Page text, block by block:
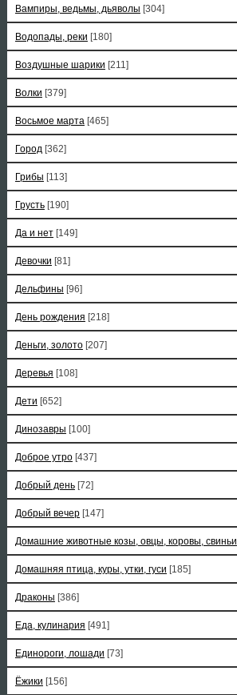
Вампиры, ведьмы, дьяволы [304]
Водопады, реки [180]
Воздушные шарики [211]
Волки [379]
Восьмое марта [465]
Город [362]
Грибы [113]
Грусть [190]
Да и нет [149]
Девочки [81]
Дельфины [96]
День рождения [218]
Деньги, золото [207]
Деревья [108]
Дети [652]
Динозавры [100]
Доброе утро [437]
Добрый день [72]
Добрый вечер [147]
Домашние животные козы, овцы, коровы, свиньи
Домашняя птица, куры, утки, гуси [185]
Драконы [386]
Еда, кулинария [491]
Единороги, лошади [73]
Ёжики [156]